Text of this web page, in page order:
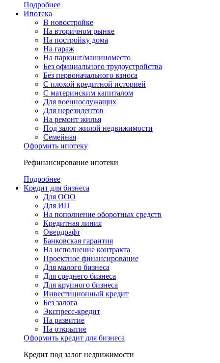
Подробнее
Ипотека
В новостройке
На вторичном рынке
На постройку дома
На гараж
На паркинг/машиноместо
Без официального трудоустройства
Без первоначального взноса
С плохой кредитной историей
С материнским капиталом
Для военнослужащих
Для нерезидентов
На ремонт жилья
Под залог жилой недвижимости
Семейная
Оформить ипотеку
Рефинансирование ипотеки
Подробнее
Кредит для бизнеса
Для ООО
Для ИП
На пополнение оборотных средств
Кредитная линия
Овердрафт
Банковская гарантия
На исполнение контракта
Проектное финансирование
Для малого бизнеса
Для среднего бизнеса
Для крупного бизнеса
Инвестиционный кредит
Без залога
Экспресс-кредит
На развитие
На открытие
Оформить кредит для бизнеса
Кредит под залог недвижимости